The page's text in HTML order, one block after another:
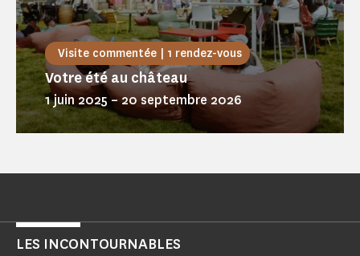
Visite commentée | 1 rendez-vous
Votre été au château
1 juin 2025–20 septembre 2026
LES INCONTOURNABLES